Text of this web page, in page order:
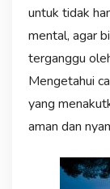
untuk tidak
mental, agar
terganggu
Mengetahui
yang
aman dan